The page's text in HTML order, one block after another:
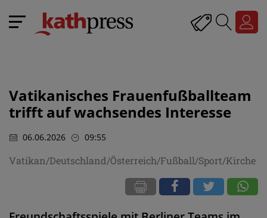
Vatikanisches Frauenfußballteam
trifft auf wachsendes Interesse
06.06.2026 09:55
Vatikan/Deutschland/Österreich/Fußball/Sport/Kirche